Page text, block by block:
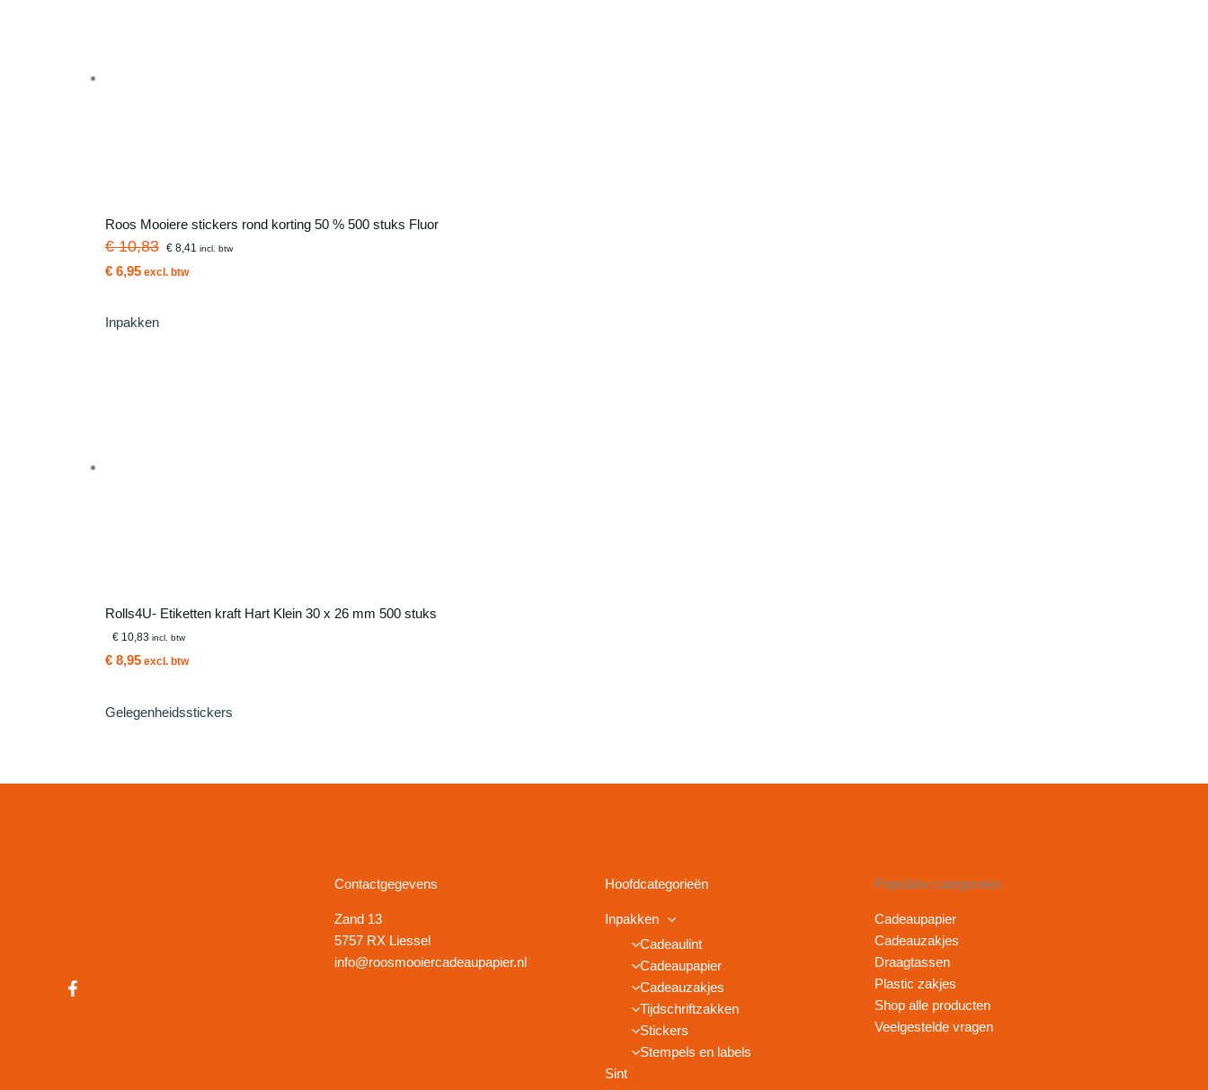
Roos Mooiere stickers rond korting 50 % 500 stuks Fluor
€ 10,83 € 8,41 incl. btw
€ 6,95 excl. btw
Inpakken
Rolls4U- Etiketten kraft Hart Klein 30 x 26 mm 500 stuks
€ 10,83 incl. btw
€ 8,95 excl. btw
Gelegenheidsstickers
Contactgegevens
Zand 13
5757 RX Liessel
info@roosmooiercadeaupapier.nl
Hoofdcategorieën
Inpakken
Cadeaulint
Cadeaupapier
Cadeauzakjes
Tijdschriftzakken
Stickers
Stempels en labels
Sint
Populaire categorieën
Cadeaupapier
Cadeauzakjes
Draagtassen
Plastic zakjes
Shop alle producten
Veelgestelde vragen